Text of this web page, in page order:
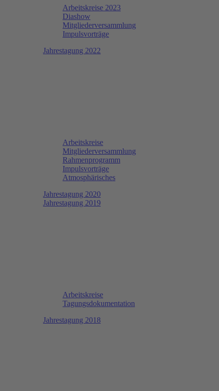
Arbeitskreise 2023
Diashow
Mitgliederversammlung
Impulsvorträge
Jahrestagung 2022
Arbeitskreise
Mitgliederversammlung
Rahmenprogramm
Impulsvorträge
Atmosphärisches
Jahrestagung 2020
Jahrestagung 2019
Arbeitskreise
Tagungsdokumentation
Jahrestagung 2018